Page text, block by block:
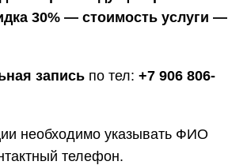
30% — стоимость услуги —
запись по тел: +7 906 806-
необходимо указывать ФИО
телефон.